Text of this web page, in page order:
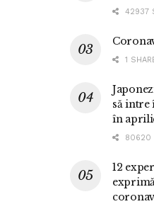
42937
1
să intre
în
80620
12